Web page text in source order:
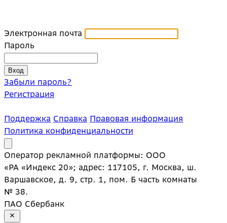
Электронная почта
Пароль
Забыли пароль?
Регистрация
Поддержка Справка Правовая информация
Политика конфиденциальности
Оператор рекламной платформы: ООО
«РА «Индекс 20»; адрес: 117105, г. Москва, ш.
Варшавское, д. 9, стр. 1, пом. Б часть комнаты
№ 38.
ПАО Сбербанк